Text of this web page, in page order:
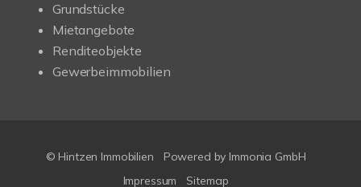
Grundstücke
Mietangebote
Renditeobjekte
Gewerbeimmobilien
© Hintzen Immobilien
Powered by Immonia GmbH
Impressum
Sitemap